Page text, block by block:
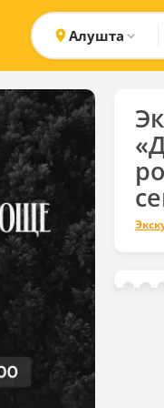
Алушта